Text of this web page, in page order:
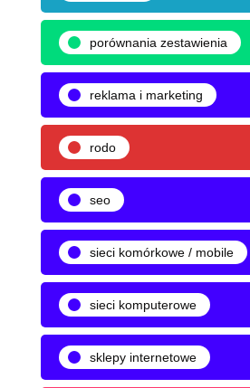
porównania zestawienia
reklama i marketing
rodo
seo
sieci komórkowe / mobile
sieci komputerowe
sklepy internetowe